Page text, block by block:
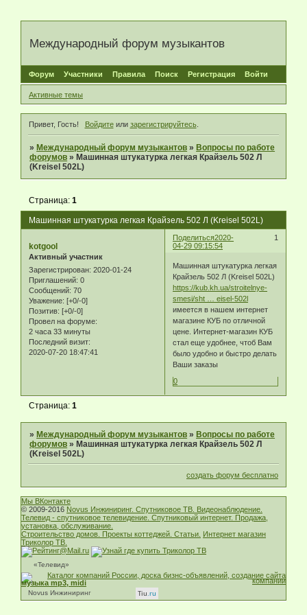
Международный форум музыкантов
Форум Участники Правила Поиск Регистрация Войти
Активные темы
Привет, Гость! Войдитеили зарегистрируйтесь.
» Международный форум музыкантов » Вопросы по работе
форумов » Машинная штукатурка легкая Крайзель 502 Л
(Kreisel 502L)
Машинная штукатурка легкая Крайзель 502 Л (Kreisel 502L)
Страница:1
Поделиться 1
2020-
04-29 09:15:54
kotgool
Активный участник
Зарегистрирован: 2020-01-24
Приглашений: 0
Сообщений: 70
Уважение: [+0/-0]
Позитив: [+0/-0]
Провел на форуме:
2 часа 33 минуты
Последний визит:
2020-07-20 18:47:41
Машинная штукатурка легкая
Крайзель 502 Л (Kreisel 502L)
https://kub.kh.ua/stroitelnye-
smesi/sht … eisel-502l
имеется в нашем интернет
магазине КУБ по отличной
цене. Интернет-магазин КУБ
стал еще удобнее, чтоб Вам
было удобно и быстро делать
Ваши заказы
0
Страница:1
»Международный форум музыкантов »Вопросы по работе
форумов »Машинная штукатурка легкая Крайзель 502 Л
(Kreisel 502L)
создать форум бесплатно
Мы ВКонтакте
© 2009-2016 Novus Инжиниринг. Спутниковое ТВ. Видеонаблюдение.
Телевид - спутниковое телевидение. Спутниковый интернет. Продажа,
установка, обслуживание.
Строительство домов. Проекты коттеджей. Статьи. Интернет магазин
Триколор ТВ.
«Телевид»
музыка mp3, midi
Novus Инжиниринг Tiu.ru